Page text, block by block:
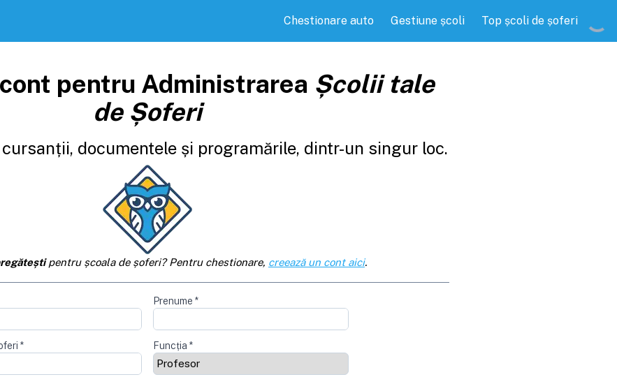
Chestionare auto Gestiune școli Top școli de șoferi
pentru Administrarea Școlii tale
de Șoferi
documentele și programările, dintr-un singur loc.
pentru școala de șoferi? Pentru chestionare, creează un cont aici.
Prenume *
* Funcția *